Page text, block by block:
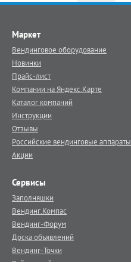
Маркет
Вендинговое оборудование
Новинки
Прайс-лист
Компании на Яндекс.Карте
Каталог компаний
Инструкции
Отзывы
Российские вендинговые аппараты
Акции
Сервисы
Заполняшки
Вендинг.Компас
Вендинг-Форум
Доска объявлений
Вендинг-Точки